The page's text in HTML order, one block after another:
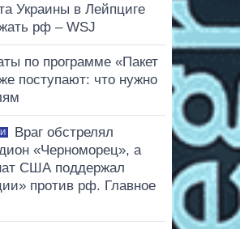
Украины в Лейпциге
рф – WSJ
по программе «Пакет
поступают: что нужно
Враг обстрелял
«Черноморец», а
США поддержал
против рф. Главное